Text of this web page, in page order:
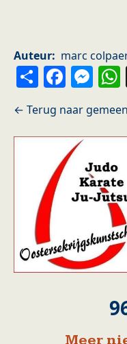
Auteur marc
Share
Meer